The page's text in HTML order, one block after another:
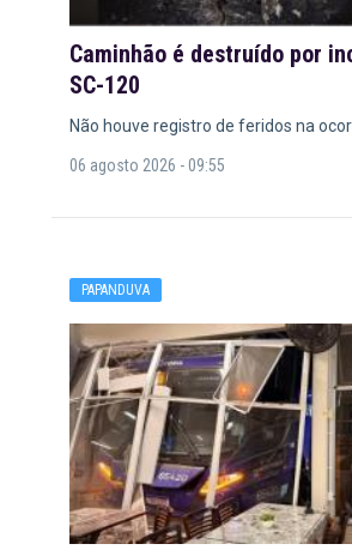
Caminhão é destruído por
SC-120
Não houve registro de feridos na
06 agosto 2026 - 09:55
PAPANDUVA